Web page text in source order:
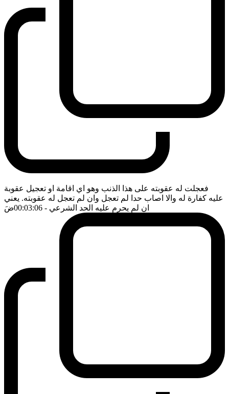
فعجلت له عقوبته على هذا الذنب وهو اي اقامة او تعجيل عقوبة
عليه كفارة له والا اصاب حدا لم تعجل وان لم تعجل له عقوبته. يعني
ان لم يحرم عليه الحد الشرعي - 00:03:06 ضَ